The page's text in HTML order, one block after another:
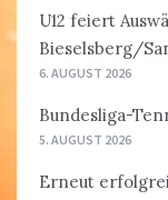
U12 feiert
Bieselsberg/
6. AUGUST 2026
Bundesliga-
5. AUGUST 2026
Erneut